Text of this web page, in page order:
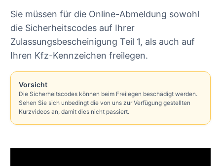
Sie müssen für die Online-Abmeldung sowohl
die Sicherheitscodes auf Ihrer
Zulassungsbescheinigung Teil 1, als auch auf
Ihren Kfz-Kennzeichen freilegen.
Vorsicht
Die Sicherheitscodes können beim Freilegen beschädigt werden.
Sehen Sie sich unbedingt die von uns zur Verfügung gestellten
Kurzvideos an, damit dies nicht passiert.